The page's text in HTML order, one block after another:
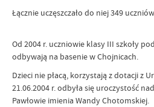
Łącznie uczęszczało do niej 349
Od 2004 r. uczniowie klasy III szkoły
odbywają na basenie w Chojnicach.
Dzieci nie płacą, korzystają z dotacji z
21.06.2004 r. odbyła się uroczystość
Pawłowie imienia Wandy Chotomskiej.